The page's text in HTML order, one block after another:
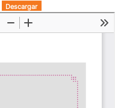
Descargar